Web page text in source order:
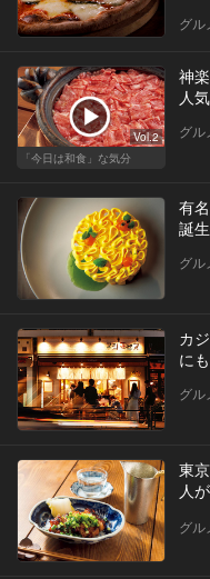
グル
Vol.2
「今日は和食」な気分
神
人
グル
有
誕
グル
カ
に
グル
東
人
グル